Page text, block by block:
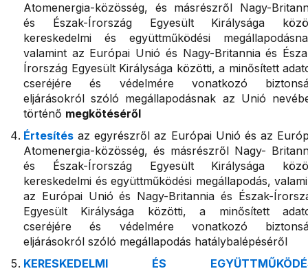
Atomenergia-közösség, és másrészről Nagy-
és Észak-Írország Egyesült Királysága
kereskedelmi és együttműködési
valamint az Európai Unió és Nagy-Britannia és
Írország Egyesült Királysága közötti, a minősített
cseréjére és védelmére vonatkozó
eljárásokról szóló megállapodásnak az Unió
történő megkötéséről
Értesítés az egyrészről az Európai Unió és az
Atomenergia-közösség, és másrészről Nagy-
és Észak-Írország Egyesült Királysága
kereskedelmi és együttműködési megállapodás,
az Európai Unió és Nagy-Britannia és Észak-
Egyesült Királysága közötti, a minősített
cseréjére és védelmére vonatkozó
eljárásokról szóló megállapodás hatálybalépéséről
KERESKEDELMI ÉS